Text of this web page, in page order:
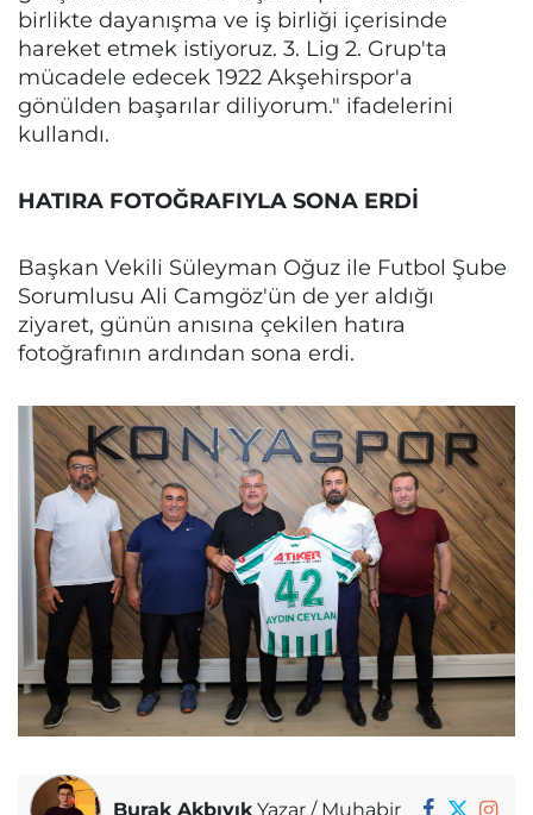
birlikte dayanışma ve iş birliği içerisinde
hareket etmek istiyoruz. 3. Lig 2. Grup'ta
mücadele edecek 1922 Akşehirspor'a
gönülden başarılar diliyorum." ifadelerini
kullandı.
HATIRA FOTOĞRAFIYLA SONA ERDİ
Başkan Vekili Süleyman Oğuz ile Futbol Şube
Sorumlusu Ali Camgöz'ün de yer aldığı
ziyaret, günün anısına çekilen hatıra
fotoğrafının ardından sona erdi.
Burak AkbıyıkYazar / Muhabir